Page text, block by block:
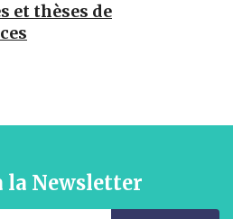
et thèses de
la Newsletter